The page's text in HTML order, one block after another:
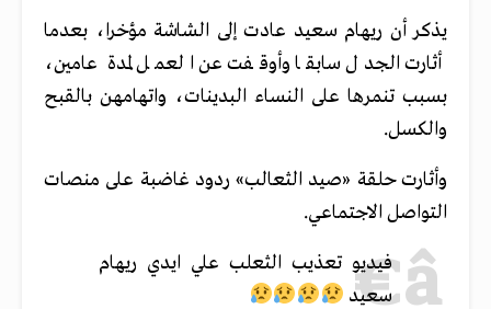
يذكر أن ريهام سعيد عادت إلى الشاشة مؤخرا، بعدما
أثارت الجدل سابقا وأوقفت عن العمل لمدة عامين،
بسبب تنمرها على النساء البدينات، واتهامهن بالقبح
والكسل.
وأثارت حلقة «صيد الثعالب» ردود غاضبة على منصات
التواصل الاجتماعي.
فيديو تعذيب الثعلب علي ايدي ريهام
سعيد